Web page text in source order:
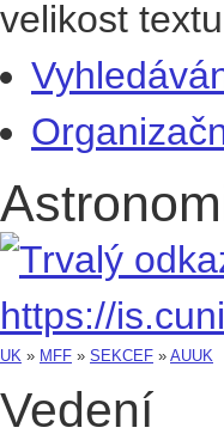
velikost textu
UK » MFF » SEKCEF » AUUK
Vedení